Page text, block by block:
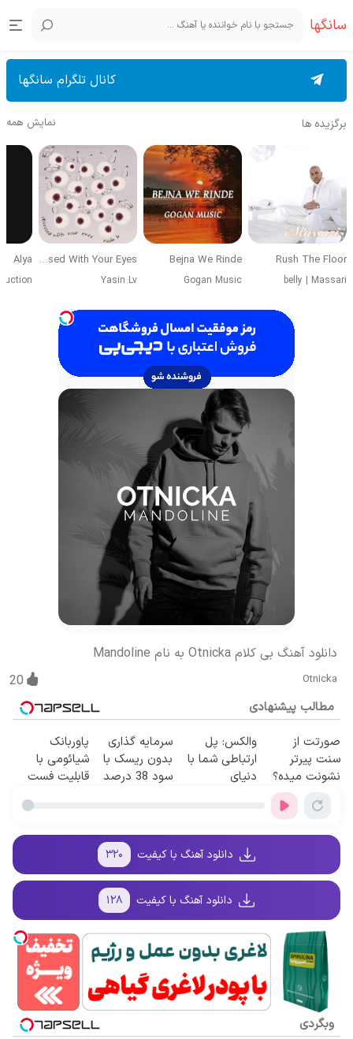
سانگها
کانال تلگرام سانگها
برگزیده ها نمایش همه
Rush The Floor
belly | Massari
Bejna We Rinde
Gogan Music
Obsessed With Your Eyes
Yasin Lv
Alya
دانلود آهنگ بی کلام Otnicka به نام Mandoline
Otnicka
20
مطالب پیشنهادی
صورتت از
سنت پیرتر
نشونت میده؟
اندولیفت برش
می‌گردونه 🔰
والکس: پل
ارتباطی شما با
دنیای
سرمایه گذاری
بدون ریسک با
سود 38 درصد
پاوربانک
شیائومی با
قابلیت فست
های بی برقی⚡
دانلود آهنگ با کیفیت ۳۲۰
دانلود آهنگ با کیفیت ۱۲۸
وبگردی